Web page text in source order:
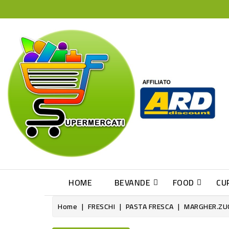
HOME BEVANDE FOOD
Home FRESCHI PASTA FRESCA